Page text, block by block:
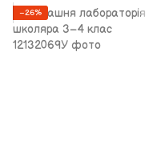
−26%